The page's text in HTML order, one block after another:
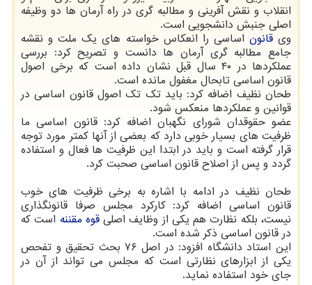
انقلاب و نقش آفرینی و مطالبه گری در راه آرمان ها دو وظیفه
اصلی جنبش دانشجویی است.
ویقانون اساسی را انعكاس خواسته های یك ملت و نقشه
جامع مطالبه گری آرمان ها دانست و تصریح كرد: بررسی
عملكردها در ۴۰ سال قبل نشان داده است كه برخی اصول
قانون اساسی تابحال مغفول مانده است.
طحان نظیف اضافه كرد: باید تك تك اصول قانون اساسی در
قوانین و عملكردها منعكس شود.
عضو حقوقدان شورای نگهبان اضافه كرد: قانون اساسی ما
ظرفیت های بسیار خوبی دارد كه بعضی از آنها كمتر مورد توجه
قرار گرفته است و باید در ابتدا این ظرفیت ها فعال و استفاده
گردد و پس از اصلاح قانون اساسی صحبت كرد.
طحان نظیف در ادامه با اشاره به برخی ظرفیت های خوب
قانون اساسی اضافه كرد: كاركرد مجلس صرفا قانونگذاری
نیست، بلكه نظارت هم یكی از وظایف اصلیقوه مقننه است كه
در قانون اساسی ذكر شده است.
این استاد دانشگاه افزود: در اصل ۷۶ بحث تحقیق و تفحص
یكی از ابزارهای نظارتی است كه مجلس می تواند از آن در
جای خود استفاده نماید.